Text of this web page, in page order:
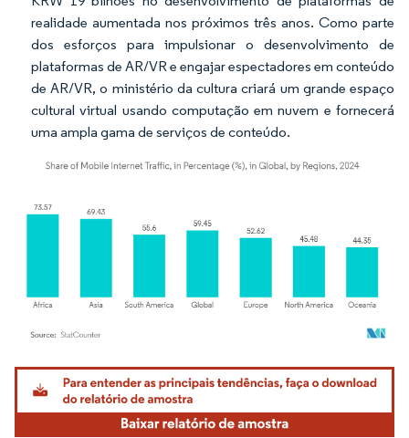
realidade aumentada nos próximos três anos. Como parte
dos esforços para impulsionar o desenvolvimento de
plataformas de AR/VR e engajar espectadores em conteúdo
de AR/VR, o ministério da cultura criará um grande espaço
cultural virtual usando computação em nuvem e fornecerá
uma ampla gama de serviços de conteúdo.
Imagem © Mordor Intelligence. O reuso requer atribuição conforme CC BY 4.0.